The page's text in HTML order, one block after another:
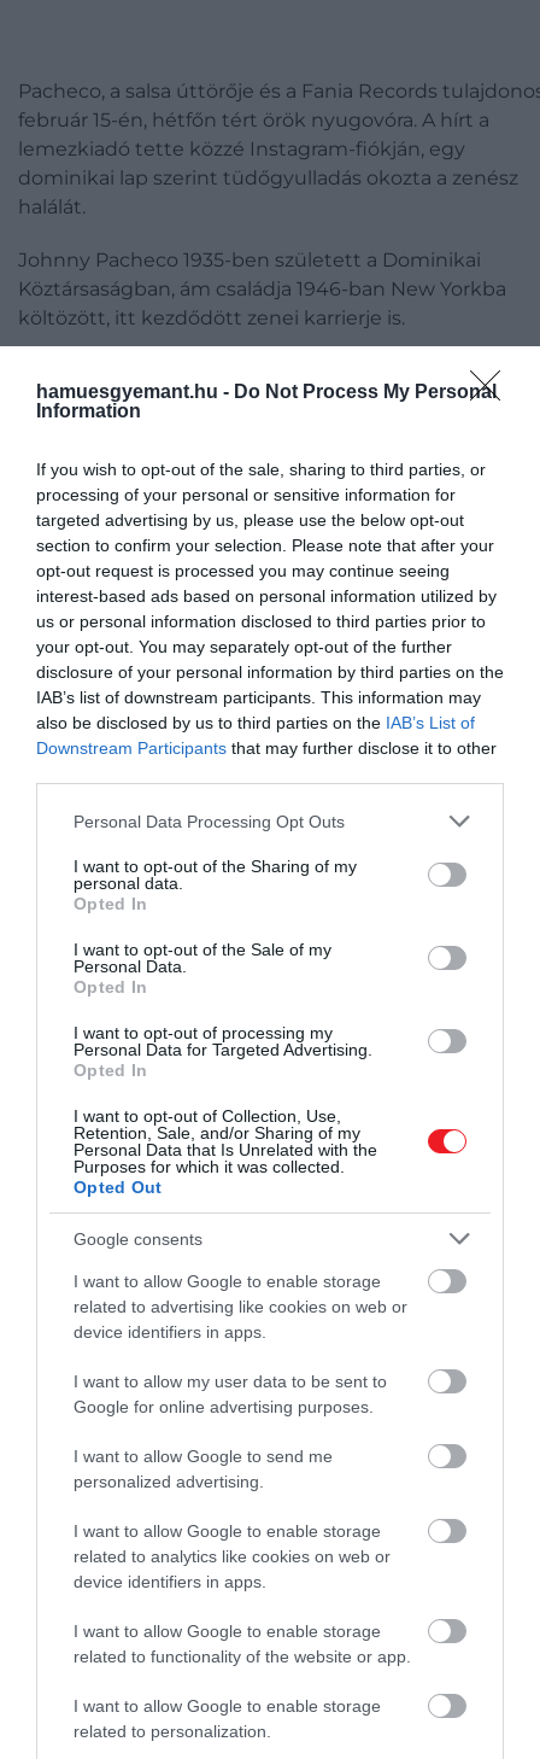
hamuesgyemant.hu - Do Not Process My Personal
Information
If you wish to opt-out of the sale, sharing to third parties, or
processing of your personal or sensitive information for
targeted advertising by us, please use the below opt-out
section to confirm your selection. Please note that after your
opt-out request is processed you may continue seeing
interest-based ads based on personal information utilized by
us or personal information disclosed to third parties prior to
your opt-out. You may separately opt-out of the further
disclosure of your personal information by third parties on the
IAB’s list of downstream participants. This information may
also be disclosed by us to third parties on the IAB’s List of
Downstream Participants that may further disclose it to other
Please note that this website/app uses one or more Google
not limited to your visit or usage behaviour. You may click to
grant or deny consent to Google and its third-party tags to
use your data for below specified purposes in below Google
consent section.
Personal Data Processing Opt Outs
I want to opt-out of the Sharing of my
personal data.
Opted In
I want to opt-out of the Sale of my
Personal Data.
Opted In
I want to opt-out of processing my
Personal Data for Targeted Advertising.
Opted In
I want to opt-out of Collection, Use,
Retention, Sale, and/or Sharing of my
Personal Data that Is Unrelated with the
Purposes for which it was collected.
Opted Out
Google consents
I want to allow Google to enable storage
related to advertising like cookies on web or
device identifiers in apps.
I want to allow my user data to be sent to
Google for online advertising purposes.
I want to allow Google to send me
personalized advertising.
I want to allow Google to enable storage
related to analytics like cookies on web or
device identifiers in apps.
I want to allow Google to enable storage
related to functionality of the website or app.
I want to allow Google to enable storage
related to personalization.
Pacheco, a salsa úttörője és a Fania Records
február 15-én, hétfőn tért örök nyugovóra. A hírt a
lemezkiadó tette közzé Instagram-fiókján, egy
dominikai lap szerint tüdőgyulladás okozta a zenész
halálát.
Johnny Pacheco 1935-ben született a Dominikai
Köztársaságban, ám családja 1946-ban New Yorkba
költözött, itt kezdődött zenei karrierje is.
Pacheco nem csak zenész volt, hanem zenekarvezető,
producer is, emellett úttörő szerepe volt a salsa
alapította meg Jerry Masuccival. A kiadóban olyan
zenészek fordultak meg, mint Celia Cruz, Larry Harlow,
Ray Barretto és Bobby Valentin. A hetvenes években
Pacheconak továbbá nagy szerepe volt a latin zene
népszerűsítésében.
Leghíresebb dalai közé tartoznak a Quimbara,
és aMi Gente . Kilenc alkalommal jelölték
továbbá állami kitüntetést kapott Joaquin Balauger
dominikai államfőtől. 2005-ben a latin lemezakadémia
pedig életműdíjjal értékelte Pacheco munkásságát.
(Forrás: MúltKor
Nyitókép: Bronx Native/Instagram
ZENE SALSA JOHNNY PACHECO
DOMINIKAI KÖZTÁRSASÁG LATIN ZENE
HETVENES ÉVEK NEW YORK
2026. JÚLIUS 14. ● KULTÚRA
Tetoválások és levágott kisujjak: így
bizonyították…
2026. AUGUSZTUS 3. ● KULTÚRA
Ártatlan úrinőnek tűnt, miközben
rabszolgákat kínzott a…